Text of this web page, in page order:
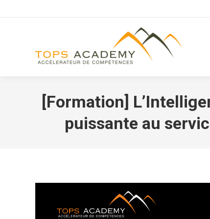
[Formation]
puissante au